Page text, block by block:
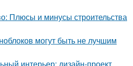
Плюсы и минусы строительства
могут быть не лучшим